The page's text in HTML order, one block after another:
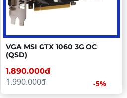
VGA MSI GTX 1060 3G OC
(QSD)
1.890.000đ
1.990.000đ -5%